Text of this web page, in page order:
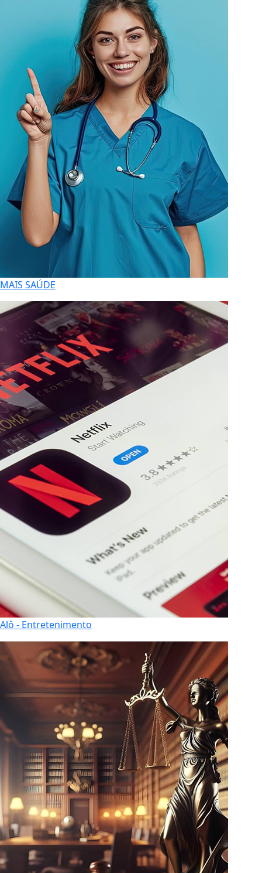
MAIS SAÚDE
Alô - Entretenimento